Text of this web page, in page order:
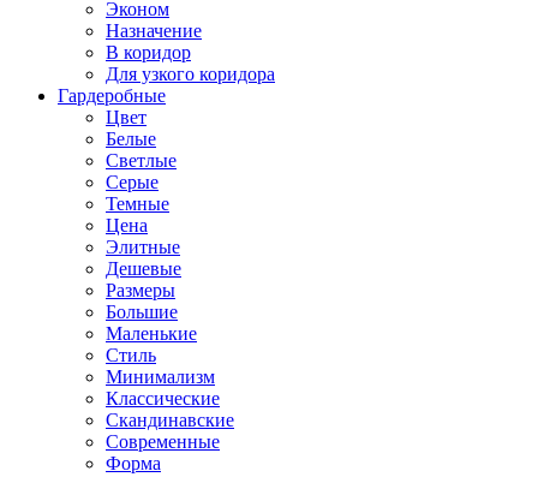
Эконом
Назначение
В коридор
Для узкого коридора
Гардеробные
Цвет
Белые
Светлые
Серые
Темные
Цена
Элитные
Дешевые
Размеры
Большие
Маленькие
Стиль
Минимализм
Классические
Скандинавские
Современные
Форма